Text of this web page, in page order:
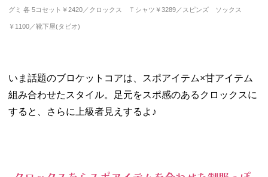
グミ 各 5コセット￥2420／クロックス Ｔシャツ￥3289／スピンズ ソックス
￥1100／靴下屋(タビオ)
いま話題のブロケットコアは、スポアイテム×甘アイテム
組み合わせたスタイル。足元をスポ感のあるクロックスに
すると、さらに上級者見えするよ♪